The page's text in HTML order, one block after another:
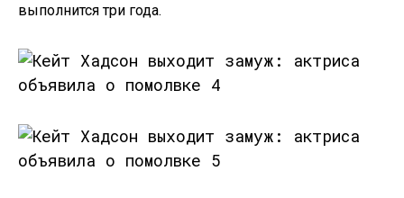
выполнится три года.